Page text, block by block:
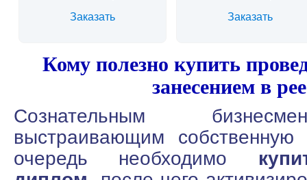
Заказать
Заказать
Кому полезно купить
занесением в
Сознательным
выстраивающим
очередь необходимо